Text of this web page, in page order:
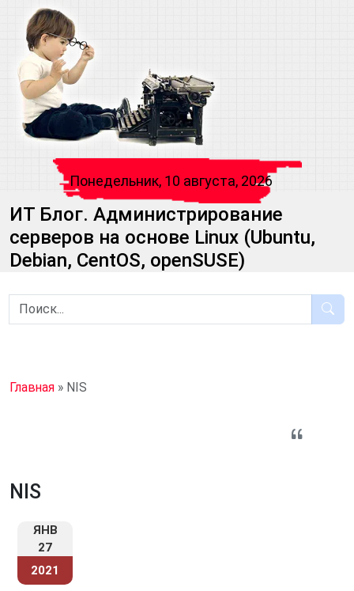
Понедельник, 10 августа, 2026
ИТ Блог. Администрирование
серверов на основе Linux (Ubuntu,
Debian, CentOS, openSUSE)
Главная » NIS
NIS
ЯНВ
27
2021